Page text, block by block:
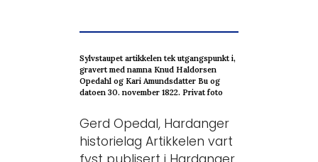
Sylvstaupet artikkelen tek utgangspunkt i,
gravert med namna Knud Haldorsen
Opedahl og Kari Amundsdatter Bu og
datoen 30. november 1822. Privat foto
Gerd Opedal, Hardanger
historielag Artikkelen vart